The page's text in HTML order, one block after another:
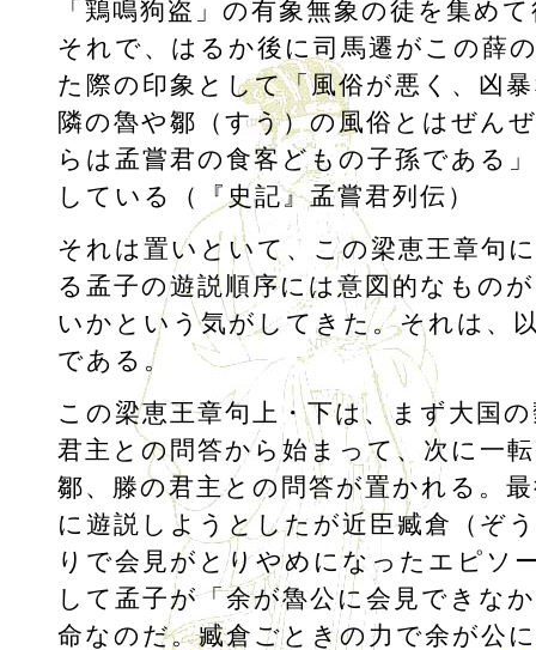
「鶏鳴狗盗」の有象無象の徒を集め
それで、はるか後に司馬遷がこの薛
た際の印象として「風俗が悪く、凶
隣の魯や鄒（すう）の風俗とはぜん
らは孟嘗君の食客どもの子孫である
している（『史記』孟嘗君列伝）
それは置いといて、この梁恵王章句
る孟子の遊説順序には意図的なもの
いかという気がしてきた。それは、
である。
この梁恵王章句上・下は、まず大国
君主との問答から始まって、次に一
鄒、滕の君主との問答が置かれる。
に遊説しようとしたが近臣臧倉（ぞ
りで会見がとりやめになったエピソ
して孟子が「余が魯公に会見できな
命なのだ。臧倉ごときの力で余が公